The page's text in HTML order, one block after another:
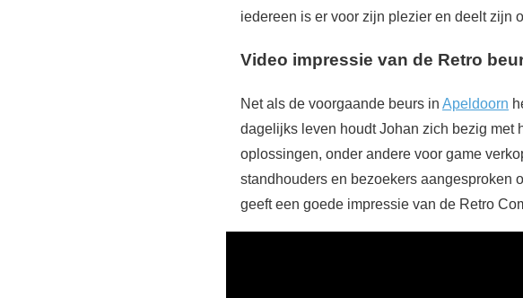
iedereen is er voor zijn plezier en deelt zijn
Video impressie van de Retro
Net als de voorgaande beurs in Apeldoorn
dagelijks leven houdt Johan zich bezig met
oplossingen, onder andere voor game
standhouders en bezoekers aangesproken
geeft een goede impressie van de Retro